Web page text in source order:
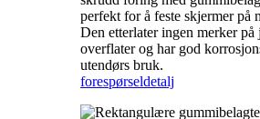
perfekt for å feste skjermer på
Den etterlater ingen merker på
overflater og har god
utendørs bruk.
forespørseldetalj